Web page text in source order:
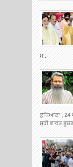
ਮ...
ਲੁਧਿਆਣਾ , 24
ਸ੍ਰੀ ਭਾਰਤ